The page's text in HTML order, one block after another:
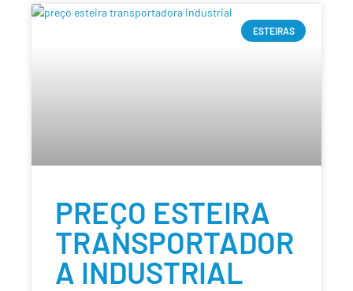
ESTEIRAS
PREÇO ESTEIRA
TRANSPORTADOR
A INDUSTRIAL